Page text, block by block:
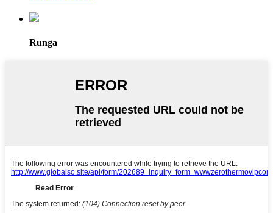
Runga